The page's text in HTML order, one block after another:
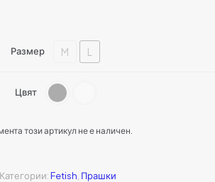
Размер M L
Цвят
този артикул не е наличен.
Категории:Fetish Прашки